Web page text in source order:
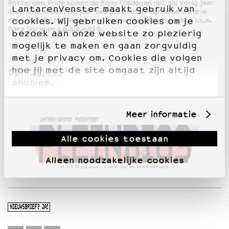
LantarenVenster maakt gebruik van
cookies. Wij gebruiken cookies om je
bezoek aan onze website zo plezierig
mogelijk te maken en gaan zorgvuldig
met je privacy om. Cookies die volgen
hoe jij met de site omgaat zijn altijd
anoniem.
Meer informatie
Alle cookies toestaan
Alleen noodzakelijke cookies
OVER LANTARENVENSTER
Wat we doen
Werken bij
Wie is wie
Word vriend
Historie
Privacyverklaring
Integriteits- en gedragscode
Duurzaamheid
Culturele boycot Israël
Rotterdam Pride komen de Roze Filmdagen net als vorig jaar
naar Rotterdam. Dit jaar bestaat het programma uit drie
films i.s.m. Roze Filmdagen en een korte filmprogramma i.s.m.
Dona Doria en s.p.a.c.e.010.
PROGRAMMA
NIEUWSBRIEF? JA!